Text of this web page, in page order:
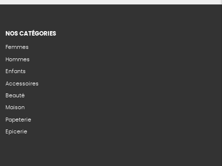
NOS CATÉGORIES
Femmes
Hommes
Enfants
Accessoires
Beauté
Maison
Papeterie
Epicerie